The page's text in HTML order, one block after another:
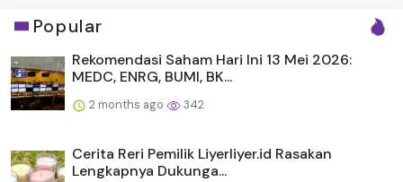
Popular
Rekomendasi Saham Hari Ini 13 Mei 2026:
MEDC, ENRG, BUMI, BK...
2 months ago 342
Cerita Reri Pemilik Liyerliyer.id Rasakan
Lengkapnya Dukunga...